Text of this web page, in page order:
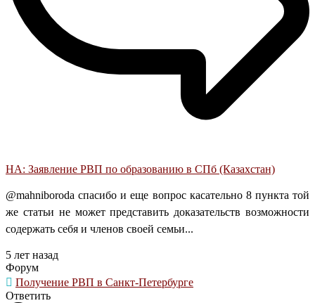
НА: Заявление РВП по образованию в СПб (Казахстан)
@mahniboroda спасибо и еще вопрос касательно 8 пункта той
же статьи не может представить доказательств возможности
содержать себя и членов своей семьи...
5 лет назад
Форум
Получение РВП в Санкт-Петербурге
Ответить